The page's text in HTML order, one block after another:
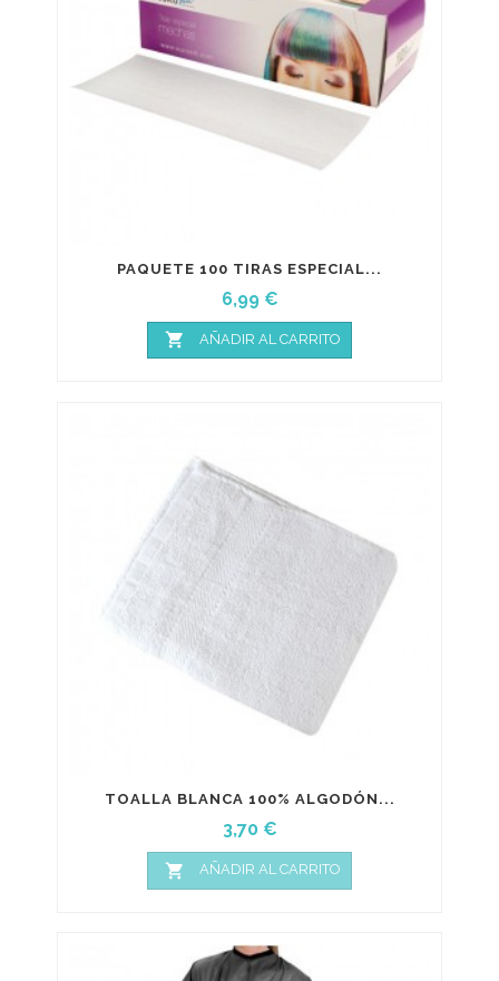
PAQUETE 100 TIRAS ESPECIAL...
Precio
6,99 €
 AÑADIR AL CARRITO
TOALLA BLANCA 100% ALGODÓN...
Precio
3,70 €
 AÑADIR AL CARRITO